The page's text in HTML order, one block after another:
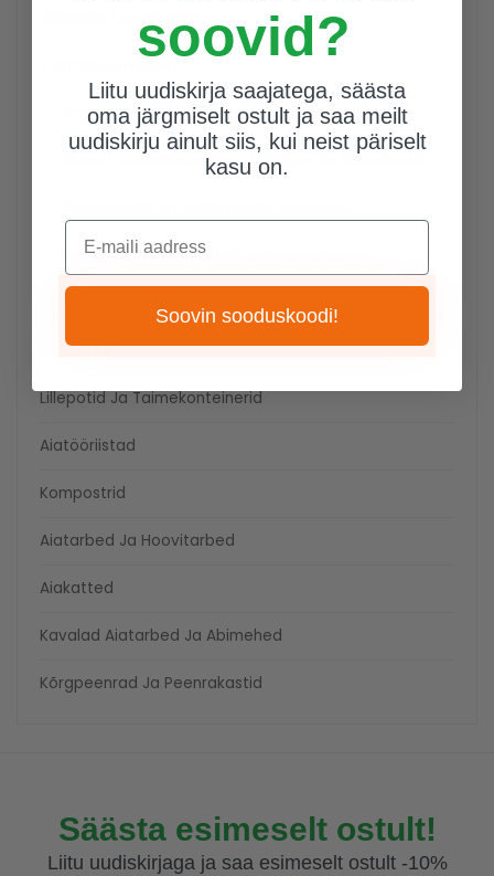
Blumat Automaatsed Kastmissüsteemid
Blumat Kastmissüsteemi Liitmikud Ja Ühendused
Peenarde Ja Põõsaste Kastmissüsteemid
Seemned
Lillepotid Ja Taimekonteinerid
Aiatööriistad
Kompostrid
Aiatarbed Ja Hoovitarbed
Aiakatted
Kavalad Aiatarbed Ja Abimehed
Kõrgpeenrad Ja Peenrakastid
Säästa esimeselt ostult!
Liitu uudiskirjaga ja saa esimeselt ostult -10%
soovid?
Liitu uudiskirja saajatega, säästa
oma järgmiselt ostult ja saa meilt
uudiskirju ainult siis, kui neist päriselt
kasu on.
E-maili aadress
Soovin sooduskoodi!